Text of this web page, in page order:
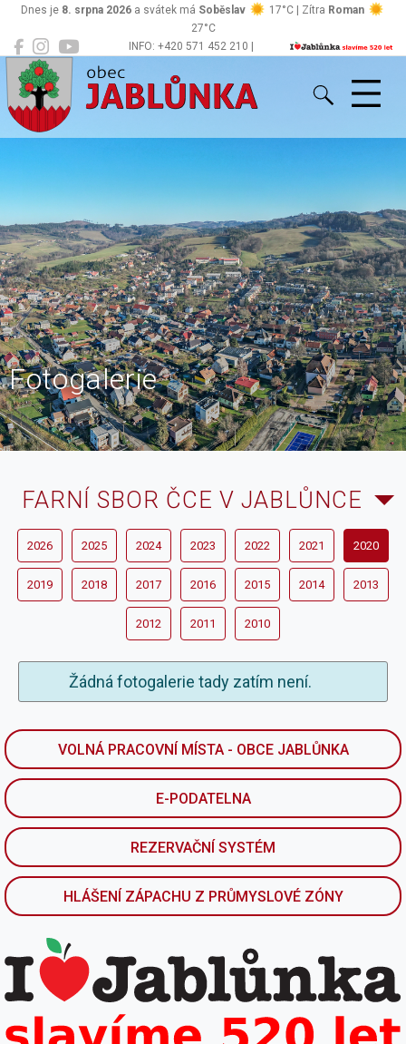
INFO: +420 571 452 210 |
Dnes je 8. srpna 2026 a svátek má Soběslav 17°C | Zítra Roman
27°C
Jablůnka
Fotogalerie
VOLNÁ PRACOVNÍ MÍSTA - OBCE JABLŮNKA
E-PODATELNA
REZERVAČNÍ SYSTÉM
HLÁŠENÍ ZÁPACHU Z PRŮMYSLOVÉ ZÓNY
FARNÍ SBOR ČCE V JABLŮNCE
2026 2025 2024 2023 2022 2021 2020
2019 2018 2017 2016 2015 2014 2013
2012 2011 2010
Žádná fotogalerie tady zatím není.